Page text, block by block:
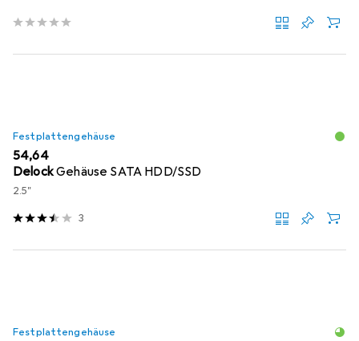
Festplattengehäuse
EUR
54,64
DelockGehäuse SATA HDD/SSD
2.5"
3
Festplattengehäuse